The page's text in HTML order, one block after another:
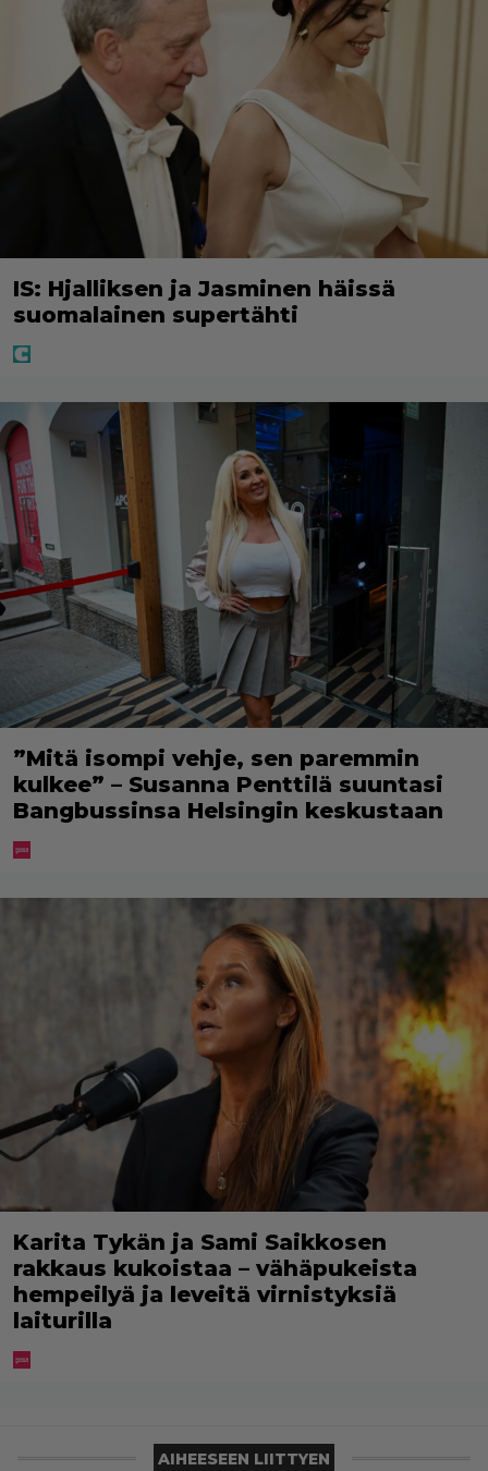
IS: Hjalliksen ja Jasminen häissä
suomalainen supertähti
”Mitä isompi vehje, sen paremmin
kulkee” – Susanna Penttilä suuntasi
Bangbussinsa Helsingin keskustaan
Karita Tykän ja Sami Saikkosen
rakkaus kukoistaa – vähäpukeista
hempeilyä ja leveitä virnistyksiä
laiturilla
AIHEESEEN LIITTYEN